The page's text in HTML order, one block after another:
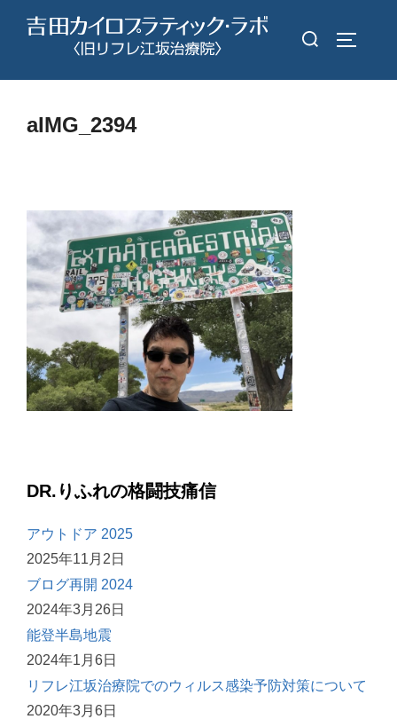
検
対
aIMG_2394
DR.りふれの格闘技痛信
アウトドア 2025
2025年11月2日
ブログ再開 2024
2024年3月26日
能登半島地震
2024年1月6日
リフレ江坂治療院でのウィルス感染予防対策について
2020年3月6日